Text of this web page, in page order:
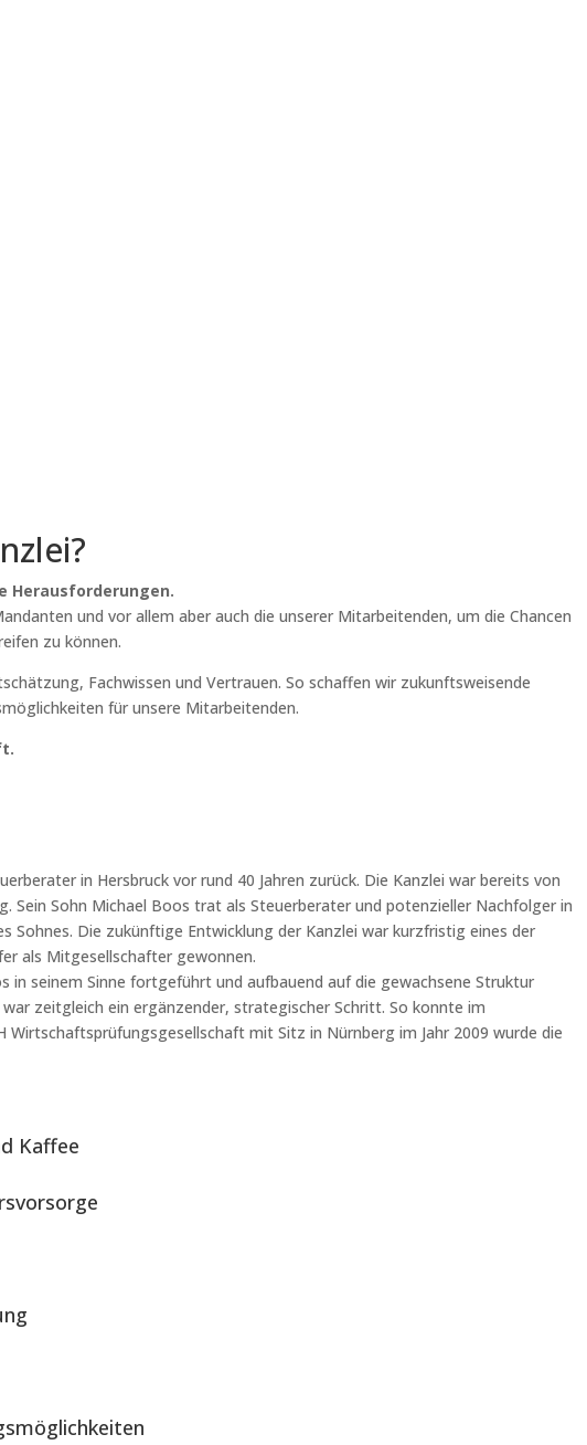
Herausforderungen.
und vor allem aber auch die unserer Mitarbeitenden, um die Chancen
zu können.
Fachwissen und Vertrauen. So schaffen wir zukunftsweisende
für unsere Mitarbeitenden.
in Hersbruck vor rund 40 Jahren zurück. Die Kanzlei war bereits von
Sein Sohn Michael Boos trat als Steuerberater und potenzieller Nachfolger in
Sohnes. Die zukünftige Entwicklung der Kanzlei war kurzfristig eines der
als Mitgesellschafter gewonnen.
seinem Sinne fortgeführt und aufbauend auf die gewachsene Struktur
zeitgleich ein ergänzender, strategischer Schritt. So konnte im
mit Sitz in Nürnberg im Jahr 2009 wurde die
Kaffee